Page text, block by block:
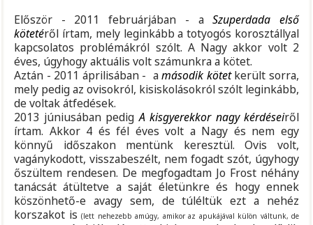
Először - 2011 februárjában - aSzuperdada első
kötetéről írtam, mely leginkább a totyogós korosztállyal
kapcsolatos problémákról szólt. A Nagy akkor volt 2
éves, úgyhogy aktuális volt számunkra a kötet.
Aztán - 2011 áprilisában - amásodik kötetkerült sorra,
mely pedig az ovisokról, kisiskolásokról szólt leginkább,
de voltak átfedések.
2013 júniusában pedigA kisgyerekkor nagy kérdéseiről
írtam. Akkor 4 és fél éves volt a Nagy és nem egy
könnyű időszakon mentünk keresztül. Ovis volt,
vagánykodott, visszabeszélt, nem fogadt szót, úgyhogy
őszültem rendesen. De megfogadtam Jo Frost néhány
tanácsát átültetve a saját életünkre és hogy ennek
köszönhető-e avagy sem, de túléltük ezt a nehéz
korszakot is (lett nehezebb amúgy, amikor az apukájával külön váltunk, de